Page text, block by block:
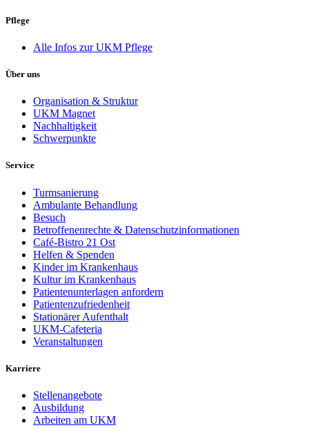
Pflege
Alle Infos zur UKM Pflege
Über uns
Organisation & Struktur
UKM Magnet
Nachhaltigkeit
Schwerpunkte
Service
Turmsanierung
Ambulante Behandlung
Besuch
Betroffenenrechte & Datenschutzinformationen
Café-Bistro 21 Ost
Helfen & Spenden
Kinder im Krankenhaus
Kultur im Krankenhaus
Patientenunterlagen anfordern
Patientenzufriedenheit
Stationärer Aufenthalt
UKM-Cafeteria
Veranstaltungen
Karriere
Stellenangebote
Ausbildung
Arbeiten am UKM